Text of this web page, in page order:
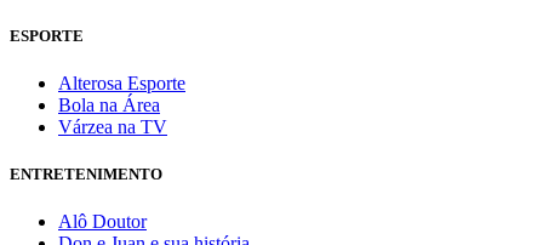
ESPORTE
Alterosa Esporte
Bola na Área
Várzea na TV
ENTRETENIMENTO
Alô Doutor